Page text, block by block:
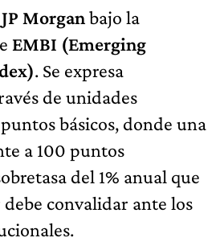
JP Morganbajo la
EMBI (Emerging
. Se expresa
de unidades
básicos, donde una
a 100 puntos
del 1% anual que
convalidar ante los